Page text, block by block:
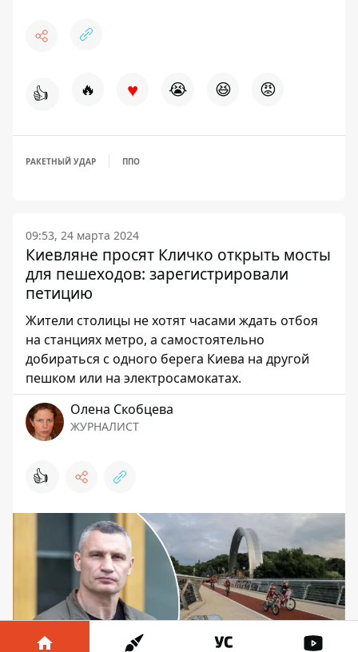
👍 🔥 ♥ 😭 😆 😡
РАКЕТНЫЙ УДАР ППО
09:53, 24 марта 2024
Киевляне просят Кличко открыть мосты
для пешеходов: зарегистрировали
петицию
Жители столицы не хотят часами ждать отбоя
на станциях метро, а самостоятельно
добираться с одного берега Киева на другой
пешком или на электросамокатах.
Олена Скобцева
ЖУРНАЛИСТ
👍